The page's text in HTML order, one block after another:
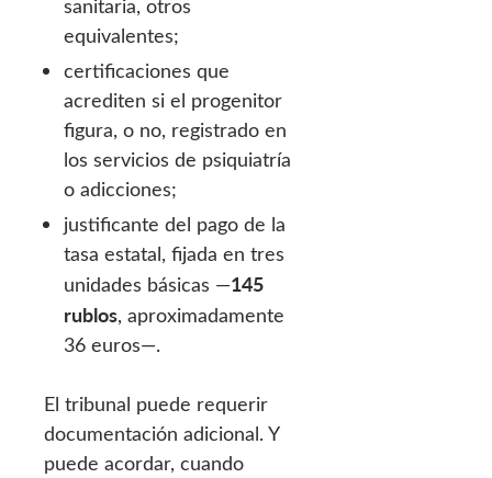
sanitaria, otros
equivalentes;
certificaciones que
acrediten si el progenitor
figura, o no, registrado en
los servicios de psiquiatría
o adicciones;
justificante del pago de la
tasa estatal, fijada en tres
unidades básicas —145
rublos, aproximadamente
36 euros—.
El tribunal puede requerir
documentación adicional. Y
puede acordar, cuando